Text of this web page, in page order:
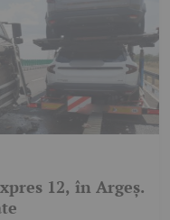
12, în Argeș.